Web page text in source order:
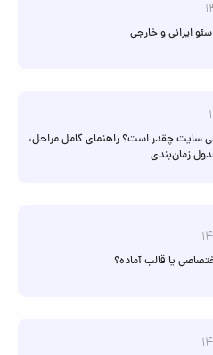
ایرانی و خارجی
سایت چقدر است؟ راهنمای کامل مراحل،
زمان‌بندی
یا قالب آماده؟